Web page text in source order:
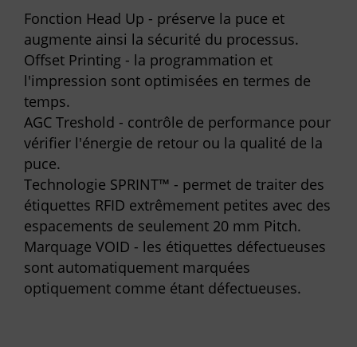
Fonction Head Up - préserve la puce et
augmente ainsi la sécurité du processus.
Offset Printing - la programmation et
l'impression sont optimisées en termes de
temps.
AGC Treshold - contrôle de performance pour
vérifier l'énergie de retour ou la qualité de la
puce.
Technologie SPRINT™ - permet de traiter des
étiquettes RFID extrêmement petites avec des
espacements de seulement 20 mm Pitch.
Marquage VOID - les étiquettes défectueuses
sont automatiquement marquées
optiquement comme étant défectueuses.